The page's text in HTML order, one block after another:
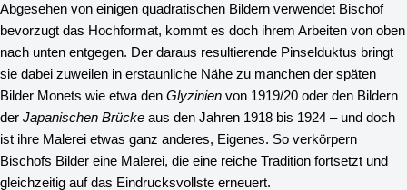
Abgesehen von einigen quadratischen Bildern verwendet Bischof
bevorzugt das Hochformat, kommt es doch ihrem Arbeiten von oben
nach unten entgegen. Der daraus resultierende Pinselduktus bringt
sie dabei zuweilen in erstaunliche Nähe zu manchen der späten
Bilder Monets wie etwa den Glyzinien von 1919/20 oder den Bildern
der Japanischen Brücke aus den Jahren 1918 bis 1924 – und doch
ist ihre Malerei etwas ganz anderes, Eigenes. So verkörpern
Bischofs Bilder eine Malerei, die eine reiche Tradition fortsetzt und
gleichzeitig auf das Eindrucksvollste erneuert.